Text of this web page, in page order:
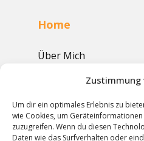
Um dir ein optimales Erlebnis zu
wie Cookies, um
zuzugreifen. Wenn du diesen
Daten wie das Surfverhalten oder
Home
Über Mich
Leistungen